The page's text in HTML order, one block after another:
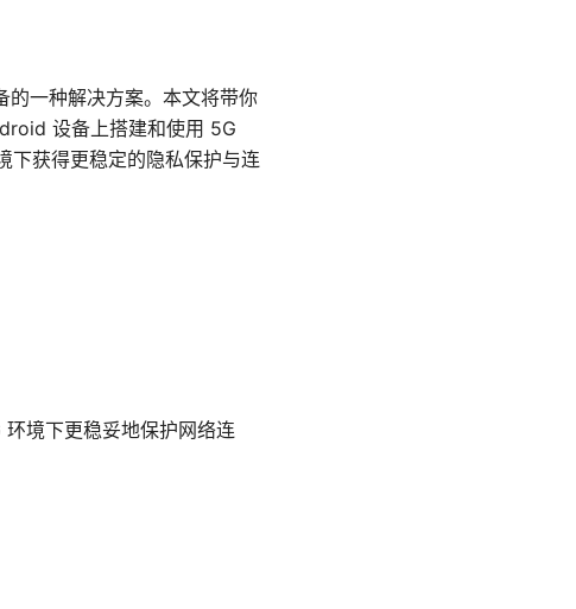
一种解决方案。本文将带你
设备上搭建和使用 5G
下获得更稳定的隐私保护与连
境下更稳妥地保护网络连